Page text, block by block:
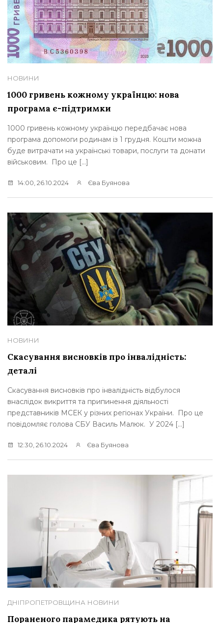
НОВИНИ
1000 гривень кожному українцю: нова
програма є-підтримки
1000 гривень кожному українцю передбачає нова
програма допомоги родинам із 1 грудня. Кошти можна
буде витрачати на українські товари, послуги та донати
військовим. Про це […]
14:00, 26.10.2024 Єва Буянова
НОВИНИ
Скасування висновків про інвалідність:
деталі
Скасування висновків про інвалідність відбулося
внаслідок викриття та припинення діяльності
представників МСЕК у різних регіонах України. Про це
повідомляє голова СБУ Василь Малюк. У 2024 […]
12:30, 26.10.2024 Єва Буянова
ДНІПРОПЕТРОВЩИНА НОВИНИ
Пораненого парамедика рятують на